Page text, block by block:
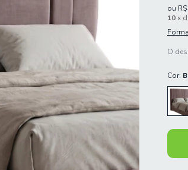
ou
10x
O
Cor: